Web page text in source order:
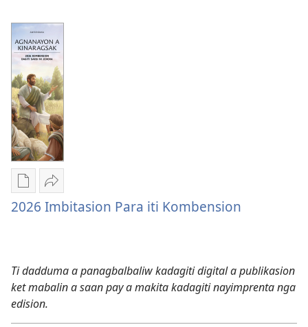
Sangay
download
kadagiti
publikasion
Programa
ti
2026
nga
Agnanayon
a
Kinaragsak
a
Kombension
2026
nga
Agnanayon
a
Kinaragsak
a
Kombension
Dagiti
opsion
kadagiti
publikasion
2026
Imbitasion
I-
share
iti
Kombension
2026 Imbitasion Para iti Kombension
Ti dadduma a panagbalbaliw kadagiti digital a publikasion
ket mabalin a saan pay a makita kadagiti nayimprenta nga
edision.